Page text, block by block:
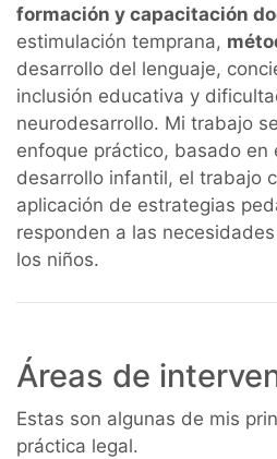
formación y capacitación
estimulación temprana,
desarrollo del lenguaje,
inclusión educativa y
neurodesarrollo. Mi trabajo
enfoque práctico, basado en
desarrollo infantil, el trabajo
aplicación de estrategias
responden a las
los niños.
Áreas de
Estas son algunas de mis
práctica legal.